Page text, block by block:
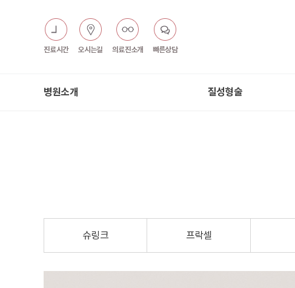
진료시간 오시는길 의료진소개 빠른상담
병원소개 질성형술
슈링크 프락셀